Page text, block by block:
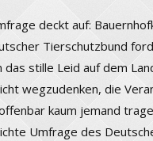
deckt auf:
Tierschutzbund
das stille Leid auf dem
wegzudenken, die
kaum jemand
Umfrage des